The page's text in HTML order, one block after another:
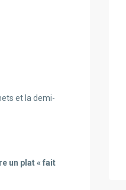
et la demi-
un plat « fait